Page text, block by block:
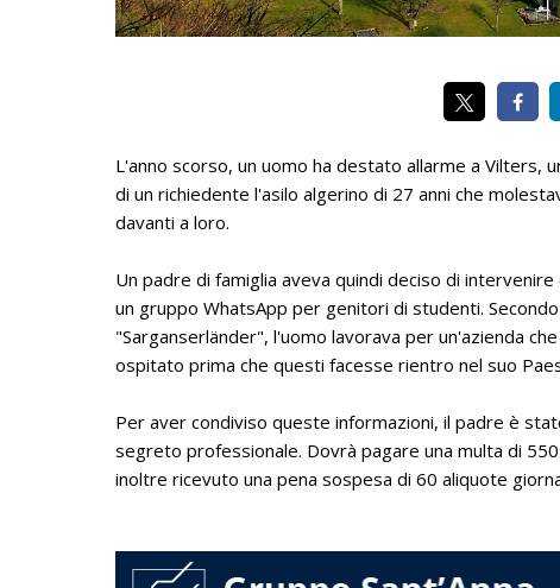
L'anno scorso, un uomo ha destato allarme a Vilters,
di un richiedente l'asilo algerino di 27 anni che
davanti a loro.
Un padre di famiglia aveva quindi deciso di
un gruppo WhatsApp per genitori di studenti.
"Sarganserländer", l'uomo lavorava per un'azienda
ospitato prima che questi facesse rientro nel suo
Per aver condiviso queste informazioni, il padre è
segreto professionale. Dovrà pagare una multa di
inoltre ricevuto una pena sospesa di 60 aliquote